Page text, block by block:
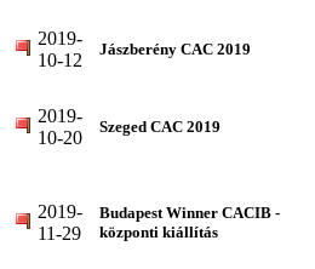
2019-
10-12
Jászberény CAC 2019
2019-
10-20
Szeged CAC 2019
2019-
11-29
Budapest Winner CACIB -
központi kiállítás